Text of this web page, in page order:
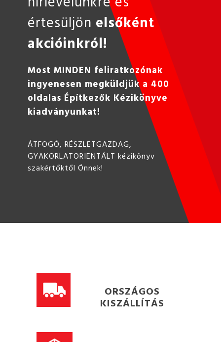
értesüljön elsőként
akcióinkról!
Most MINDEN feliratkozónak
ingyenesen megküldjük a 400
oldalas Építkezők Kézikönyve
kiadványunkat!
ÁTFOGÓ, RÉSZLETGAZDAG,
GYAKORLATORIENTÁLT kézikönyv
szakértőktől Önnek!
ORSZÁGOS
KISZÁLLÍTÁS